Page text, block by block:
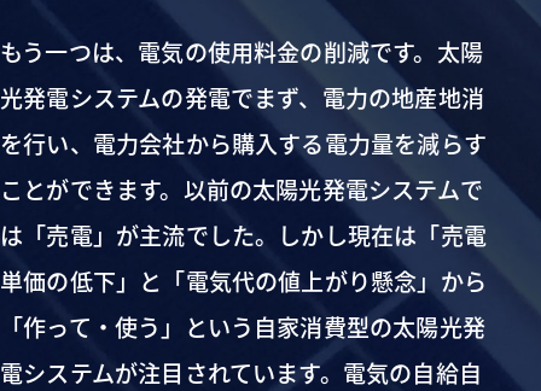
もう一つは、電気の使用料金の削減です。太陽
光発電システムの発電でまず、電力の地産地消
を行い、電力会社から購入する電力量を減らす
ことができます。以前の太陽光発電システムで
は「売電」が主流でした。しかし現在は「売電
単価の低下」と「電気代の値上がり懸念」から
「作って・使う」という自家消費型の太陽光発
電システムが注目されています。電気の自給自